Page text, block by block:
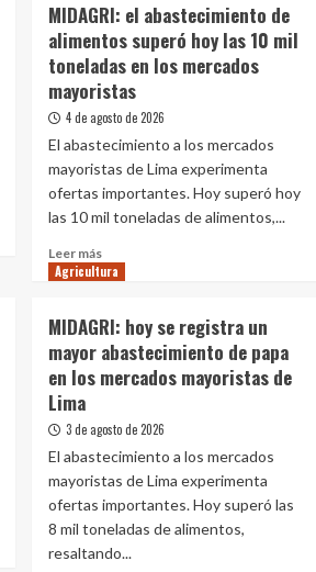
cosechan
más
de
mil
semillas
de
papa
nativa
de
para
MIDAGRI: el abastecimiento de
alimentos superó hoy las 10 mil
toneladas en los mercados
mayoristas
4 de agosto de 2026
El abastecimiento a los mercados
mayoristas de Lima experimenta
ofertas importantes. Hoy superó hoy
las 10 mil toneladas de alimentos,...
Leer más
más
el
abastecimiento
de
hoy
las
10
mil
toneladas
los
Agricultura
MIDAGRI: hoy se registra un
mayor abastecimiento de papa
en los mercados mayoristas de
Lima
3 de agosto de 2026
El abastecimiento a los mercados
mayoristas de Lima experimenta
ofertas importantes. Hoy superó las
8 mil toneladas de alimentos,
resaltando...